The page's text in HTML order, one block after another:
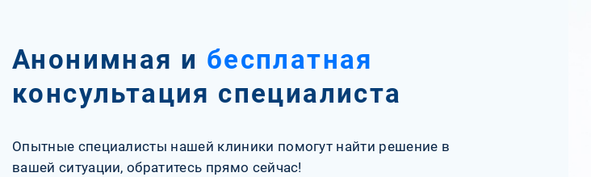
Анонимная и бесплатная
консультация специалиста
Опытные специалисты нашей клиники помогут найти решение в
вашей ситуации, обратитесь прямо сейчас!